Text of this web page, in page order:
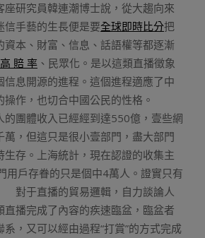
座研究員韓連潮博士說，從大趨向來
信手藝的生長便是要全球即時比分把
資本、財富、信息、話語權等都逐漸
賠 率 、民眾化。是以這類直播徵象
信息開源的進程。這個進程適應了中
操作，也切合中國公民的性格。
的團體收入已經經到達550億，壹些網
萬，但這只是很小壹部門，盡大部門
生存。上海統計，現在認證的收集主
用戶存眷的只是個中4萬人。證實只有
于直播的貿易邏輯，自力談論人
直播完成了內容的疾速臨盆，臨盆者
，又可以經由過程“打賞”的方式完成